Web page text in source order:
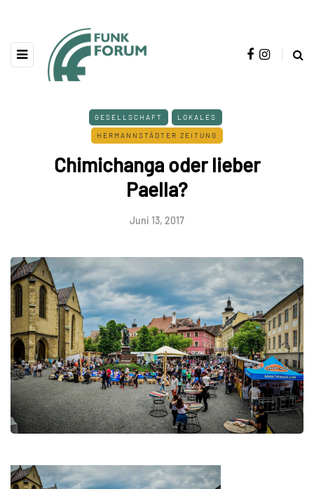
GESELLSCHAFT LOKALES
HERMANNSTÄDTER ZEITUNG
Chimichanga oder lieber
Paella?
Juni 13, 2017